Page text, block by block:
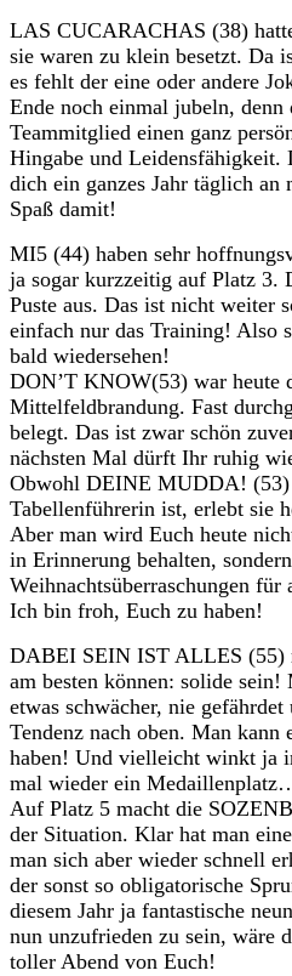
LAS CUCARACHAS (38)
sie waren zu klein besetzt. Da
es fehlt der eine oder andere
Ende noch einmal jubeln,
Teammitglied einen ganz
Hingabe und Leidensfähigkeit.
dich ein ganzes Jahr täglich an
Spaß damit!
MI5 (44) haben sehr
ja sogar kurzzeitig auf Platz 3.
Puste aus. Das ist nicht weiter
einfach nur das Training! Also
bald wiedersehen!
DON’T KNOW(53) war heute
Mittelfeldbrandung. Fast
belegt. Das ist zwar schön
nächsten Mal dürft Ihr ruhig
Obwohl DEINE MUDDA! (53)
Tabellenführerin ist, erlebt sie
Aber man wird Euch heute
in Erinnerung behalten,
Weihnachtsüberraschungen für
Ich bin froh, Euch zu haben!
DABEI SEIN IST ALLES (55)
am besten können: solide sein!
etwas schwächer, nie
Tendenz nach oben. Man kann
haben! Und vielleicht winkt ja
mal wieder ein
Auf Platz 5 macht die
der Situation. Klar hat man
man sich aber wieder schnell
der sonst so obligatorische
diesem Jahr ja fantastische
nun unzufrieden zu sein, wäre
toller Abend von Euch!